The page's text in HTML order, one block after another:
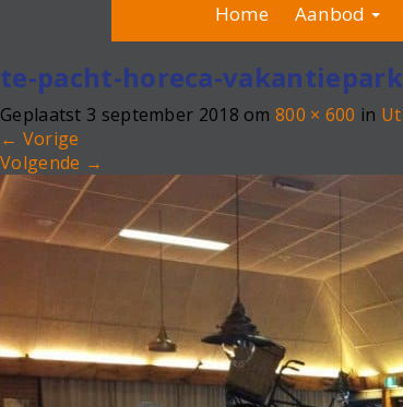
Home Aanbod
te-pacht-horeca-
Geplaatst 3 september 2018 om800 × 600 in
← Vorige
Volgende →